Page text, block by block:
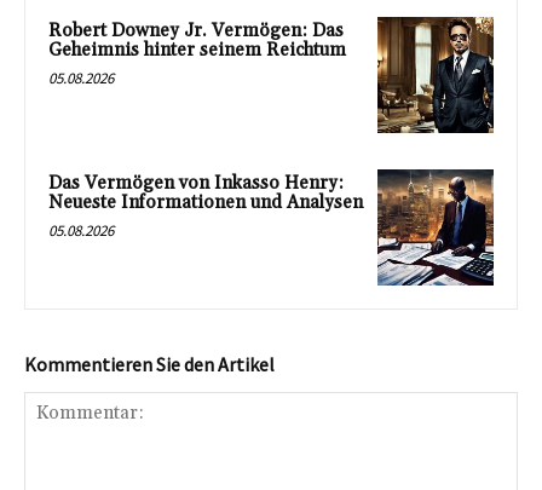
Robert Downey Jr. Vermögen: Das
Geheimnis hinter seinem Reichtum
05.08.2026
Das Vermögen von Inkasso Henry:
Neueste Informationen und Analysen
05.08.2026
Kommentieren Sie den Artikel